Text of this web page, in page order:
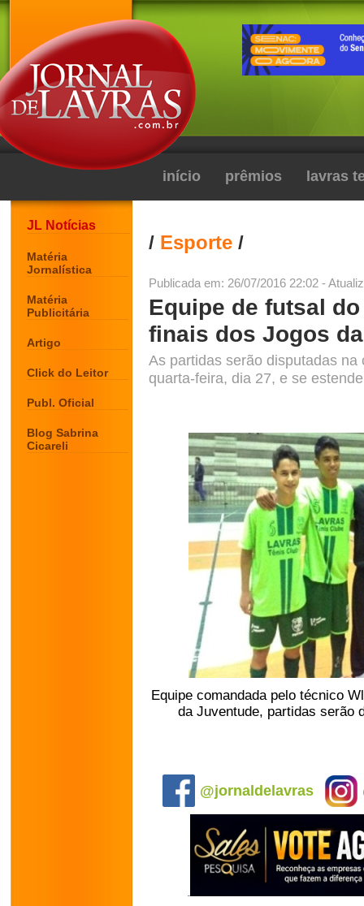
início prêmios lavras
JL Notícias
Matéria
Jornalística
Matéria
Publicitária
Artigo
Click do Leitor
Publ. Oficial
Blog Sabrina
Cicareli
/ Esporte /
Publicada em: 26/07/2016 22:02 -
Equipe de futsal
finais dos Jogos
As partidas serão disputadas
quarta-feira, dia 27, e se
Equipe comandada pelo técnico
da Juventude, partidas serão
@jornaldelavras